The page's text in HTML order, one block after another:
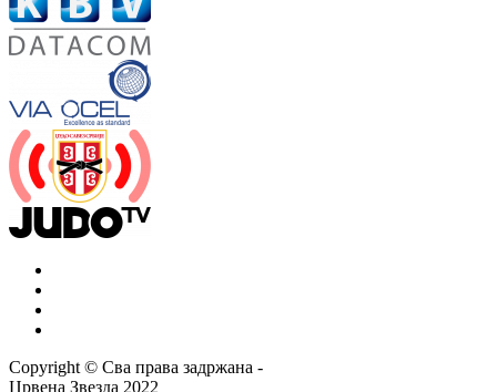
Copyright © Сва права задржана -
Црвена Звезда 2022